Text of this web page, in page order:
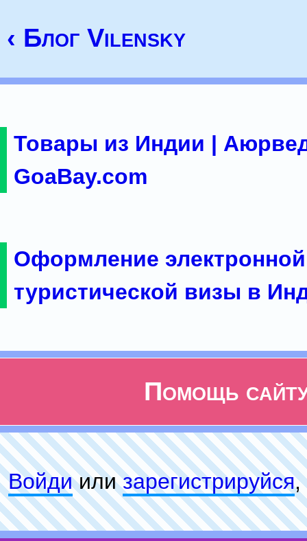
‹ Блог Vilensky
Товары из Индии |
GoaBay.com
Оформление электронной
туристической визы в
Помощь
Войдиилизарeгиcтpируйся,